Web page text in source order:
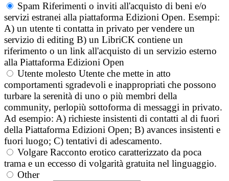
Spam Riferimenti o inviti all'acquisto di beni e/o
servizi estranei alla piattaforma Edizioni Open. Esempi:
A) un utente ti contatta in privato per vendere un
servizio di editing B) un LibriCK contiene un
riferimento o un link all'acquisto di un servizio esterno
alla Piattaforma Edizioni Open
Utente molesto Utente che mette in atto
comportamenti sgradevoli e inappropriati che possono
turbare la serenità di uno o più membri della
community, perlopiù sottoforma di messaggi in privato.
Ad esempio: A) richieste insistenti di contatti al di fuori
della Piattaforma Edizioni Open; B) avances insistenti e
fuori luogo; C) tentativi di adescamento.
Volgare Racconto erotico caratterizzato da poca
trama e un eccesso di volgarità gratuita nel linguaggio.
Other